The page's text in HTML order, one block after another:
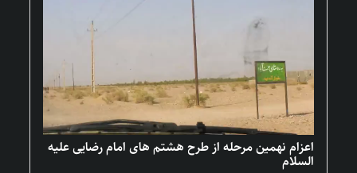
اعزام نهمین مرحله از طرح هشتم های امام رضایی علیه
السلام